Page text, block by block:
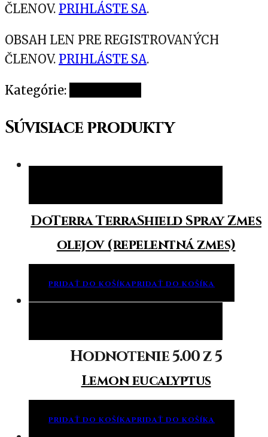
ČLENOV. PRIHLÁSTE SA.
OBSAH LEN PRE REGISTROVANÝCH
ČLENOV. PRIHLÁSTE SA.
Kategórie:
Súvisiace produkty
DoTerra TerraShield Spray Zmes
olejov (repelentná zmes)
PRIDAŤ DO KOŠÍKAPRIDAŤ DO KOŠÍKA
Hodnotenie5.00z 5
Lemon eucalyptus
PRIDAŤ DO KOŠÍKAPRIDAŤ DO KOŠÍKA